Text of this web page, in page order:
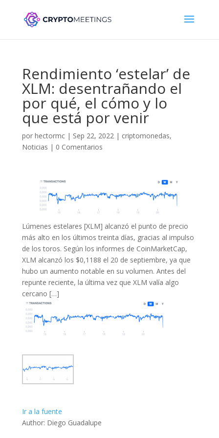
Rendimiento ‘estelar’ de
XLM: desentrañando el
por qué, el cómo y lo
que está por venir
por hectormc| Sep 22, 2022| criptomonedas,
Noticias | 0 Comentarios
Lúmenes estelares [XLM] alcanzó el punto de precio
más alto en los últimos treinta días, gracias al impulso
de los toros. Según los informes de CoinMarketCap,
XLM alcanzó los $0,1188 el 20 de septiembre, ya que
hubo un aumento notable en su volumen. Antes del
repunte reciente, la última vez que XLM valía algo
cercano […]
Ir a la fuente
Author: Diego Guadalupe